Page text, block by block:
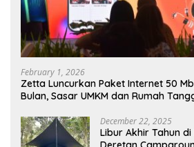
February 1, 2026
Zetta Luncurkan Paket Internet 50
Bulan, Sasar UMKM dan Rumah
December 22, 2025
Libur Akhir Tahun